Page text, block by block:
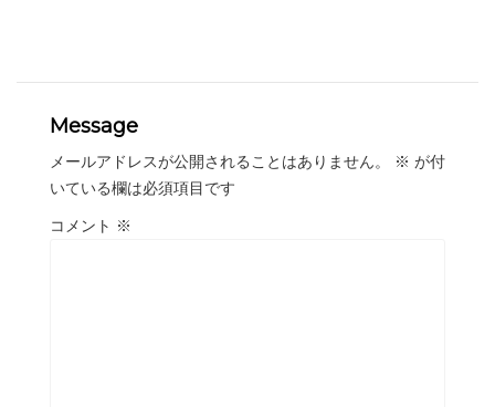
Message
メールアドレスが公開されることはありません。 ※ が付
いている欄は必須項目です
コメント ※